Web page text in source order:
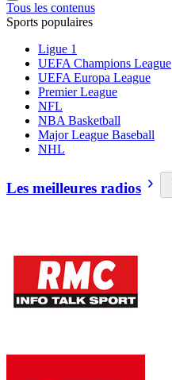
Tous les contenus
Sports populaires
Ligue 1
UEFA Champions League
UEFA Europa League
Premier League
NFL
NBA Basketball
Major League Baseball
NHL
Les meilleures radios